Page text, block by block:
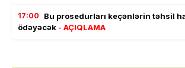
17:00
Bu prosedurları keçənlərin təhsil
ödəyəcək - AÇIQLAMA